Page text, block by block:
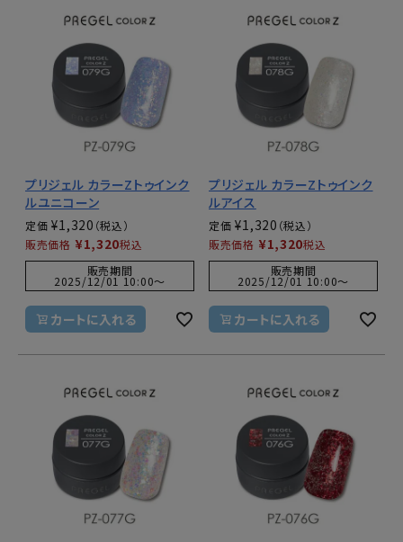
プリジェル カラーZトゥインク
ルユニコーン
定価 ¥1,320
販売価格 ¥1,320税込
販売期間
2025/12/01 10:00〜
カートに入れる
プリジェル カラーZトゥインク
ルアイス
定価 ¥1,320
販売価格 ¥1,320税込
販売期間
2025/12/01 10:00〜
カートに入れる